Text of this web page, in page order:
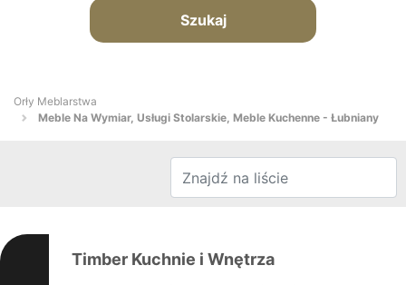
Szukaj
Orły Meblarstwa
Meble Na Wymiar, Usługi Stolarskie, Meble Kuchenne - Łubniany
Timber Kuchnie i Wnętrza